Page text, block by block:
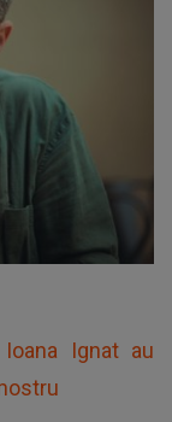
Ignat au